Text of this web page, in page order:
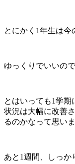
とにかく1年生は今
ゆっくりでいいの
とはいっても1学
状況は大幅に改善
るのかなって思いま
あと1週間、しっか